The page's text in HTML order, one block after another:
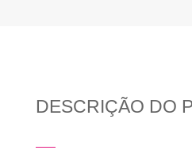
DESCRIÇÃO DO